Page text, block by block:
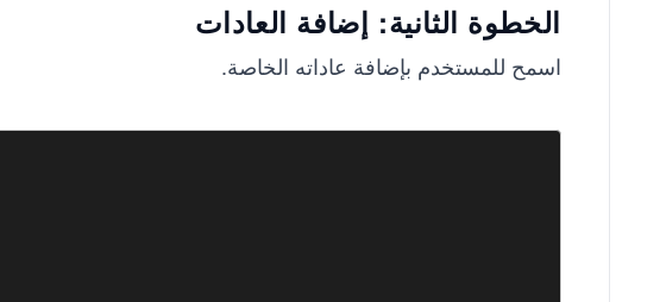
الخطوة الثانية: إضافة العادات
اسمح للمستخدم بإضافة عاداته الخاصة.